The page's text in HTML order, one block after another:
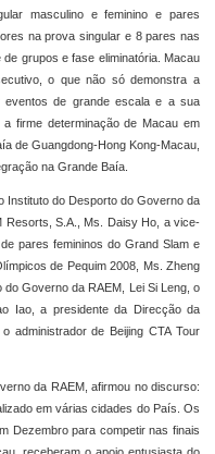
masculino e feminino e pares
na prova singular e 8 pares nas
grupos e fase eliminatória. Macau
o que não só demonstra a
eventos de grande escala e a sua
firme determinação de Macau em
de Guangdong-Hong Kong-Macau,
na Grande Baía.
Instituto do Desporto do Governo da
Resorts, S.A., Ms. Daisy Ho, a vice-
pares femininos do Grand Slam e
de Pequim 2008, Ms. Zheng
Governo da RAEM, Lei Si Leng, o
Iao, a presidente da Direcção da
administrador de Beijing CTA Tour
da RAEM, afirmou no discurso:
em várias cidades do País. Os
Dezembro para competir nas finais